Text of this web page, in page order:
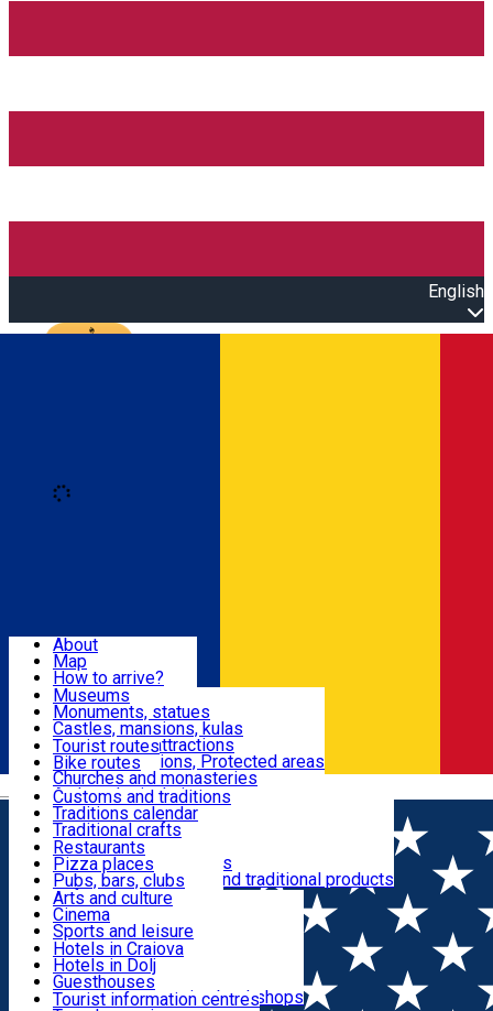
English
Română
Attractions
Routes
Customs, Traditions
Food & Drinks
Leisure & Fun
Accommodation
Useful
About
Map
How to arrive?
Recommendations
Tourist attractions
News
Museums
Monuments, statues
Castles, mansions, kulas
Architectural attractions
Natural attractions, Protected areas
Churches and monasteries
Archaeological sites
Parks and gardens
Tourist routes
Bike routes
Customs and traditions
Traditions calendar
Traditional crafts
Traditional cuisine
Wineries and vineyards
Local manufacturers and traditional products
Restaurants
Pizza places
Pubs, bars, clubs
Cafes and teahouses
Sweets and ice cream
Fast-food
Arts and culture
Cinema
Sports and leisure
Horse riding
Swimming pools
Zoo
Shopping, souvenirs, bookshops
Hotels in Craiova
Hotels in Dolj
Guesthouses
Villas
Tourist information centres